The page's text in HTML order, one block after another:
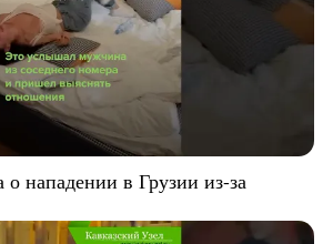
о нападении в Грузии из-за